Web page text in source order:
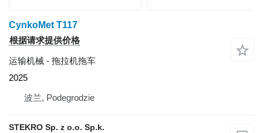
CynkoMet T117
根据请求提供价格
运输机械 - 拖拉机拖车
2025
波兰, Podegrodzie
STEKRO Sp. z o.o. Sp.k.